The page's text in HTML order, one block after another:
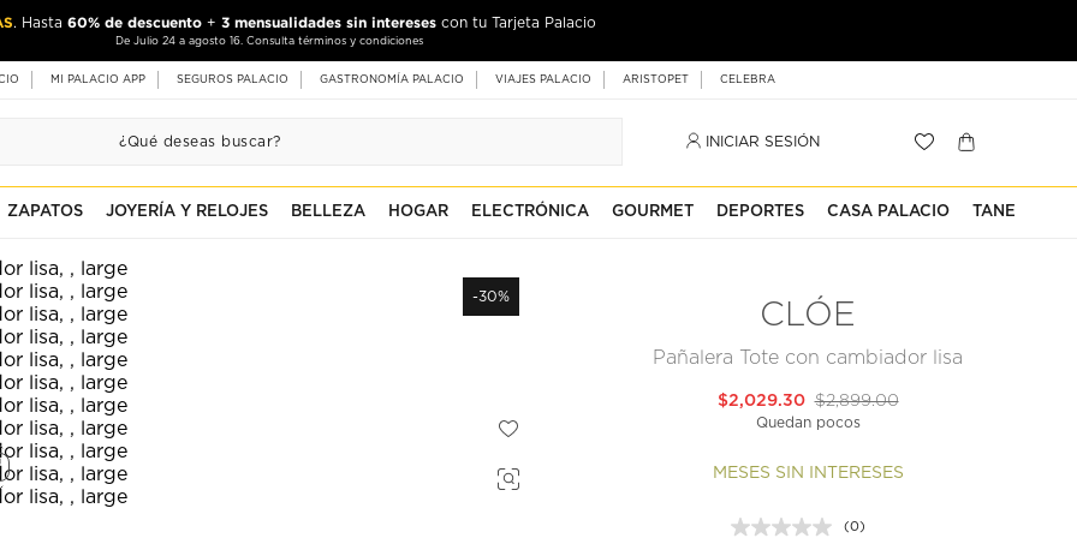
. Hasta 60% de descuento + 3 mensualidades sin intereses con tu Tarjeta Palacio
De Julio 24 a agosto 16. Consulta términos y condiciones
MI PALACIO APP SEGUROS PALACIO GASTRONOMÍA PALACIO VIAJES PALACIO ARISTOPET CELEBRA
INICIAR SESIÓN
ZAPATOS JOYERÍA Y RELOJES BELLEZA HOGAR ELECTRÓNICA GOURMET DEPORTES CASA PALACIO TANE
-30%
CLÓE
Pañalera Tote con cambiador lisa
$2,899.00
$2,029.30
Quedan pocos
MESES SIN INTERESES
(0)